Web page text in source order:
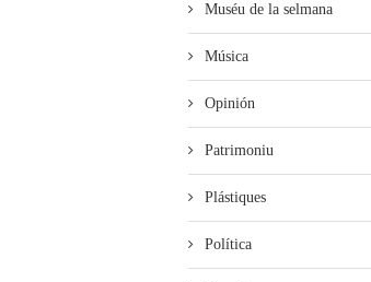
Muséu de la selmana
Música
Opinión
Patrimoniu
Plástiques
Política